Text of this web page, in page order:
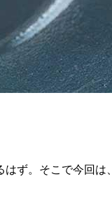
ず。そこで今回